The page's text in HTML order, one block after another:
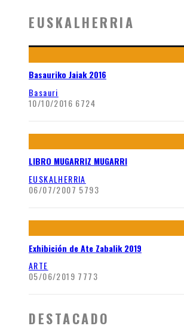
EUSKALHERRIA
Basauriko Jaiak 2016
Basauri
10/10/2016 6724
LIBRO MUGARRIZ MUGARRI
EUSKALHERRIA
06/07/2007 5793
Exhibición de Ate Zabalik 2019
ARTE
05/06/2019 7773
DESTACADO